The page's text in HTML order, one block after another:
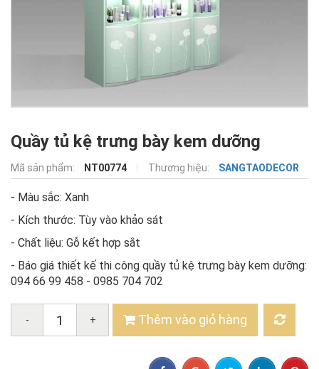
Quầy tủ kệ trưng bày kem dưỡng
Mã sản phẩm: NT00774 Thương hiệu: SANGTAODECOR
- Màu sắc: Xanh
- Kích thước: Tùy vào khảo sát
- Chất liệu: Gỗ kết hợp sắt
- Báo giá thiết kế thi công quầy tủ kệ trưng bày kem dưỡng:
094 66 99 458 - 0985 704 702
- + Thêm vào giỏ hàng